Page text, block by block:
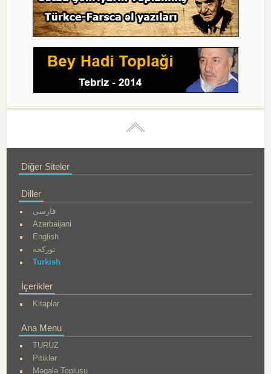
Diğer Siteler
Diller
فارسی
Azerbaijani
English
تورکجه
Turkish
İçerikler
Kitaplar
Ana Menu
TURUZ
Pitiklər
Məqalə Toplusu